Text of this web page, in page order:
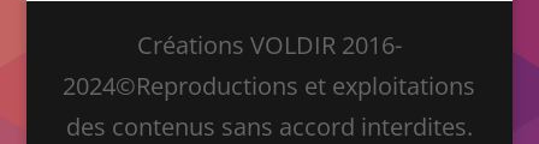
Créations VOLDIR 2016-
2024©Reproductions et exploitations
des contenus sans accord interdites.